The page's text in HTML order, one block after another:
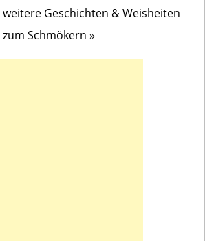
Geschichten & Weisheiten
zum Schmökern »